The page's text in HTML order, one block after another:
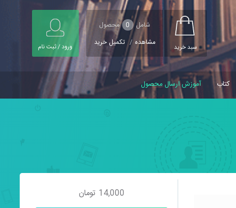
سبد خرید
شامل 0 محصول
مشاهده / تکمیل خرید ورود / ثبت نام
کتاب آموزش ارسال محصول
14,000 تومان